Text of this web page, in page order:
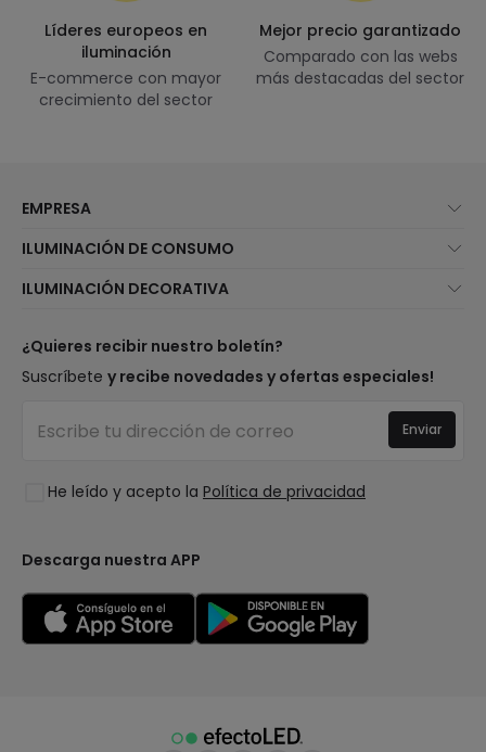
Líderes europeos en
iluminación
E-commerce con mayor
crecimiento del sector
Mejor precio garantizado
Comparado con las webs
más destacadas del sector
EMPRESA
Atención al cliente
Métodos de envío
¿Eres profesional?
Tiendas
Preguntas frecuentes
Iniciar sesión
ILUMINACIÓN DE CONSUMO
Marcas
Presupuestos
Iluminación para empresas
ILUMINACIÓN DECORATIVA
Top Marcas
Espacios
Colecciones
LoveYouGreen
¿Quieres recibir nuestro boletín?
Suscríbete y recibe novedades y ofertas especiales!
He leído y acepto la Política de privacidad
Enviar
Descarga nuestra APP